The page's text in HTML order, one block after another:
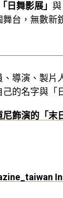
「日舞影展」 與
台，無數新
、導演、製片
的名字與「
尼飾演的「末